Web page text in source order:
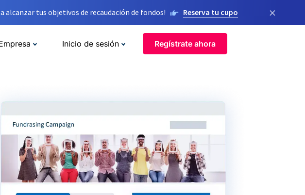
alcanzar tus objetivos de recaudación de fondos! Reserva tu cupo ×
Inicio de sesión Regístrate ahora